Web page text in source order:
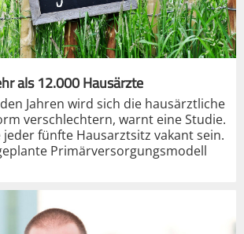
als 12.000 Hausärzte
Jahren wird sich die hausärztliche
verschlechtern, warnt eine Studie.
jeder fünfte Hausarztsitz vakant sein.
Primärversorgungsmodell